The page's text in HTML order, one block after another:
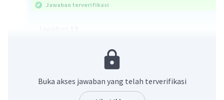
Jawaban terverifikasi
= (n-4)!/(n-4 - 2)!
<=> 56 = (n-4)!/(n-6)!
<=> 8×7 = (n-4)!/(n-6)!
Buka akses jawaban yang telah terverifikasi